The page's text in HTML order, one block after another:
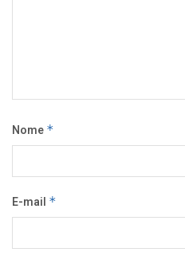
Nome *
E-mail *